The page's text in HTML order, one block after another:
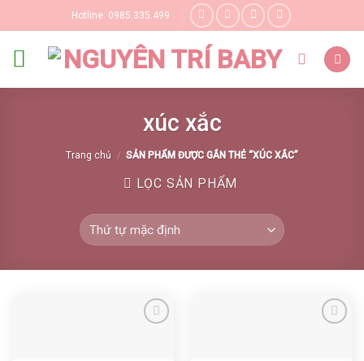
to
content
Hotline: 0985.335.499
xúc xắc
Trang chủ / SẢN PHẨM ĐƯỢC GẮN THẺ “XÚC XẮC”
LỌC SẢN PHẨM